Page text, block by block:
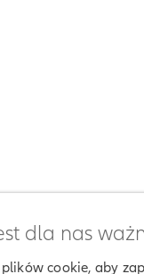
dla nas
cookie, aby